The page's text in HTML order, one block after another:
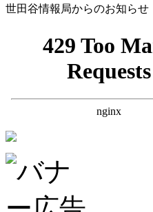
世田谷情報局からのお知らせ